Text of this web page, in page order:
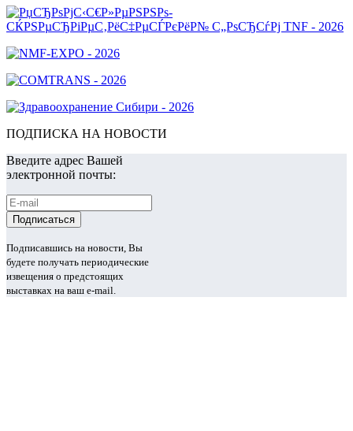
ПОДПИСКА НА НОВОСТИ
Введите адрес Вашей
электронной почты:
Подписавшись на новости, Вы
будете получать периодические
извещения о предстоящих
выставках на ваш e-mail.